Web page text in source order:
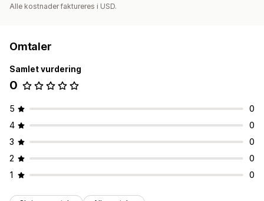
Alle kostnader faktureres i USD.
Omtaler
Samlet vurdering
0
5
0
4
0
3
0
2
0
1
0